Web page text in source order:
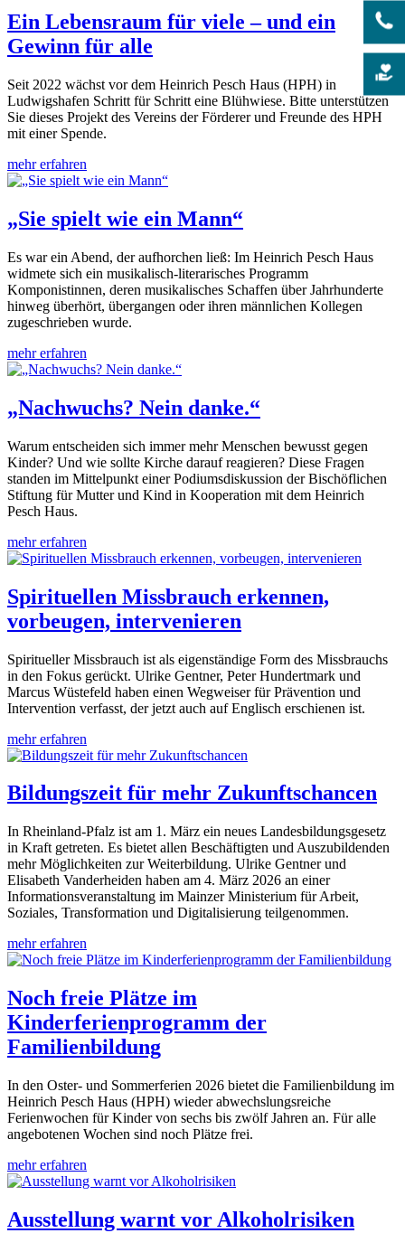
Ein Lebensraum für viele – und ein
Gewinn für alle
Seit 2022 wächst vor dem Heinrich Pesch Haus (HPH) in
Ludwigshafen Schritt für Schritt eine Blühwiese. Bitte unterstützen
Sie dieses Projekt des Vereins der Förderer und Freunde des HPH
mit einer Spende.
mehr erfahren
„Sie spielt wie ein Mann“
Es war ein Abend, der aufhorchen ließ: Im Heinrich Pesch Haus
widmete sich ein musikalisch-literarisches Programm
Komponistinnen, deren musikalisches Schaffen über Jahrhunderte
hinweg überhört, übergangen oder ihren männlichen Kollegen
zugeschrieben wurde.
mehr erfahren
„Nachwuchs? Nein danke.“
Warum entscheiden sich immer mehr Menschen bewusst gegen
Kinder? Und wie sollte Kirche darauf reagieren? Diese Fragen
standen im Mittelpunkt einer Podiumsdiskussion der Bischöflichen
Stiftung für Mutter und Kind in Kooperation mit dem Heinrich
Pesch Haus.
mehr erfahren
Spirituellen Missbrauch erkennen,
vorbeugen, intervenieren
Spiritueller Missbrauch ist als eigenständige Form des Missbrauchs
in den Fokus gerückt. Ulrike Gentner, Peter Hundertmark und
Marcus Wüstefeld haben einen Wegweiser für Prävention und
Intervention verfasst, der jetzt auch auf Englisch erschienen ist.
mehr erfahren
Bildungszeit für mehr Zukunftschancen
In Rheinland-Pfalz ist am 1. März ein neues Landesbildungsgesetz
in Kraft getreten. Es bietet allen Beschäftigten und Auszubildenden
mehr Möglichkeiten zur Weiterbildung. Ulrike Gentner und
Elisabeth Vanderheiden haben am 4. März 2026 an einer
Informationsveranstaltung im Mainzer Ministerium für Arbeit,
Soziales, Transformation und Digitalisierung teilgenommen.
mehr erfahren
Noch freie Plätze im
Kinderferienprogramm der
Familienbildung
In den Oster- und Sommerferien 2026 bietet die Familienbildung im
Heinrich Pesch Haus (HPH) wieder abwechslungsreiche
Ferienwochen für Kinder von sechs bis zwölf Jahren an. Für alle
angebotenen Wochen sind noch Plätze frei.
mehr erfahren
Ausstellung warnt vor Alkoholrisiken